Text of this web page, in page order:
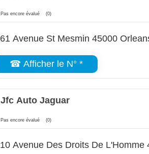
Pas encore évalué (0)
61 Avenue St Mesmin 45000
☎ Afficher le N° *
Jfc Auto Jaguar
Pas encore évalué (0)
10 Avenue Des Droits De L'Homme